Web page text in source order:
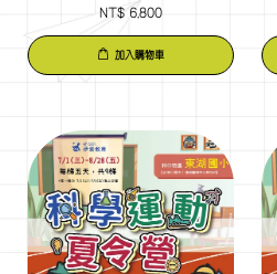
NT$ 6,800
加入購物車